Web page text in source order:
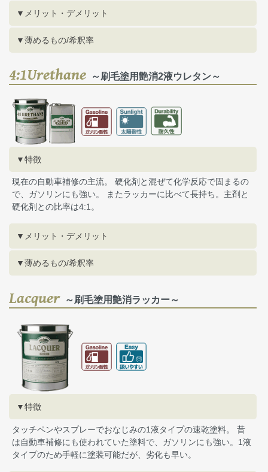
▼メリット・デメリット
▼薄めるもの/希釈率
4:1Urethane ～刷毛塗用艶消2液ウレタン～
▼特徴
現在の自動車補修の主流。 硬化剤と混ぜて化学反応で固まるの
で、ガソリンにも強い。 またラッカーに比べて長持ち。主剤と
硬化剤との比率は4:1。
▼メリット・デメリット
▼薄めるもの/希釈率
Lacquer～刷毛塗用艶消ラッカー～
▼特徴
タッチペンやスプレーでおなじみの1液タイプの速乾塗料。 昔
は自動車補修にも使われていた塗料で、ガソリンにも強い。1液
タイプのため手軽に塗装可能だが、劣化も早い。